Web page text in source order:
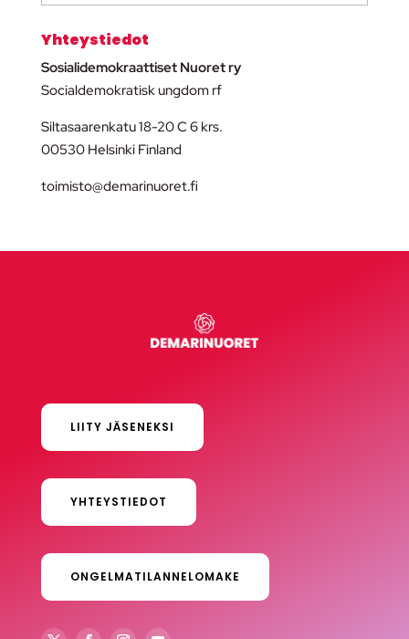
Yhteystiedot
Sosialidemokraattiset Nuoret ry
Socialdemokratisk ungdom rf
Siltasaarenkatu 18-20 C 6 krs.
00530 Helsinki Finland
toimisto@demarinuoret.fi
LIITY JÄSENEKSI
YHTEYSTIEDOT
ONGELMATILANNELOMAKE